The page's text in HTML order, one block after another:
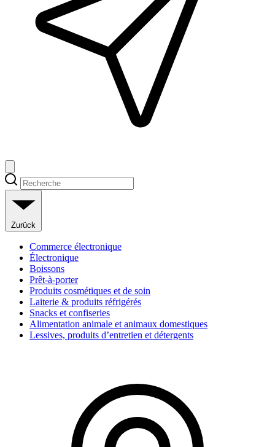
Zurück
Commerce électronique
Électronique
Boissons
Prêt-à-porter
Produits cosmétiques et de soin
Laiterie & produits réfrigérés
Snacks et confiseries
Alimentation animale et animaux domestiques
Lessives, produits d’entretien et détergents